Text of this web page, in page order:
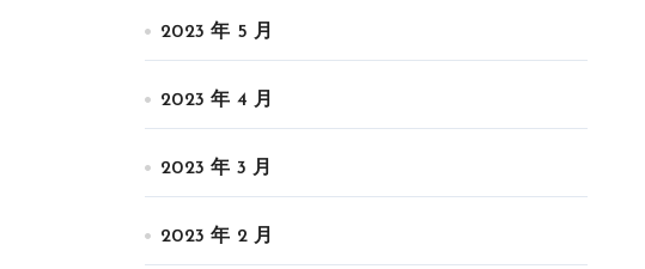
2023 年 5 月
2023 年 4 月
2023 年 3 月
2023 年 2 月